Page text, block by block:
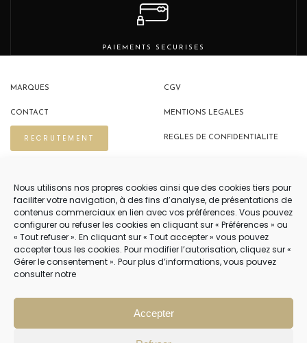
Nous utilisons nos propres cookies ainsi que des cookies tiers pour
faciliter votre navigation, à des fins d’analyse, de présentations de
contenus commerciaux en lien avec vos préférences. Vous pouvez
configurer ou refuser les cookies en cliquant sur « Préférences » ou
« Tout refuser ». En cliquant sur « Tout accepter » vous pouvez
accepter tous les cookies. Pour modifier l’autorisation, cliquez sur «
Gérer le consentement ». Pour plus d’informations, vous pouvez
consulter notre
Accepter
PAIEMENTS SECURISES
MARQUES
CONTACT
RECRUTEMENT
CGV
MENTIONS LEGALES
REGLES DE CONFIDENTIALITE
NOUS CONTACTER
04 22 54 75 02
NOTRE SERVICE CLIENT EST OUVERT DU LUNDI AU VENDREDI DE 9H À 12H